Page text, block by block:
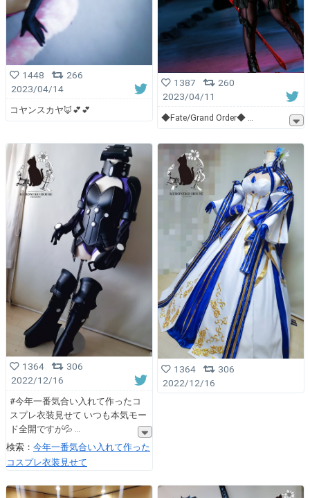
1448
266
2023/04/14
コヤンスカヤ🦊💕💕
1387
260
2023/04/11
◆Fate/Grand Order◆
1364
306
2022/12/16
#今年一番気合い入れて作ったコ
スプレ衣装見せて いつも本気モー
ド全開ですが💦
検索： 今年一番気合い入れて作った
コスプレ衣装見せて
1364
306
2022/12/16